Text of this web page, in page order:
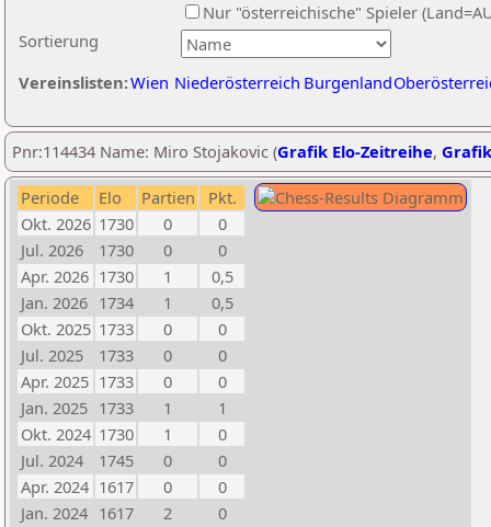
Sortierung
Nur "österreichische" Spieler
Vereinslisten:Wien Niederösterreich Burgenland
Pnr:114434 Name: Miro Stojakovic (Grafik Elo-Zeitreihe,
Periode Elo Partien
Pkt.
Okt. 2026 1730 0
0
Jul. 2026
1730 0
0
Apr. 2026 1730 1
0,5
Jan. 2026 1734 1
0,5
Okt. 2025 1733 0
0
Jul. 2025
1733 0
0
Apr. 2025 1733 0
0
Jan. 2025 1733 1
1
Okt. 2024 1730 1
0
Jul. 2024
1745 0
0
Apr. 2024 1617 0
0
Jan. 2024 1617 2
0